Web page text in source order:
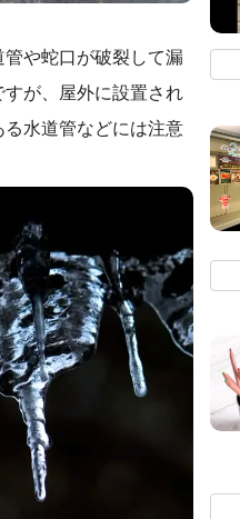
や蛇口が破裂して漏
が、屋外に設置され
水道管などには注意